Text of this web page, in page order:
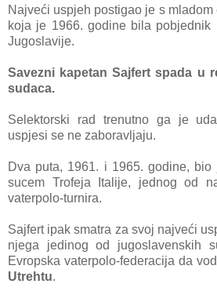
Najveći uspjeh postigao je s
koja je 1966. godine bila pobjednik
Jugoslavije.
Savezni kapetan Sajfert spada u
sudaca.
Selektorski rad trenutno ga je
uspjesi se ne zaboravljaju.
Dva puta, 1961. i 1965. godine,
sucem Trofeja Italije, jednog od
vaterpolo-turnira.
Sajfert ipak smatra za svoj najveći
njega jedinog od jugoslavenskih
Evropska vaterpolo-federacija da
Utrehtu.